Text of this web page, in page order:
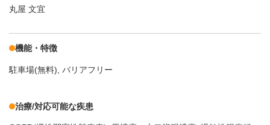
丸屋 文宜
機能・特徴
駐車場(無料) バリアフリー
治療/対応可能な疾患